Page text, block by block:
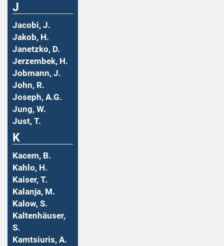
J
Jacobi, J.
Jakob, H.
Janetzko, D.
Jerzembek, H.
Jobmann, J.
John, R.
Joseph, A.G.
Jung, W.
Just, T.
K
Kacem, B.
Kahlo, H.
Kaiser, T.
Kalanja, M.
Kalow, S.
Kaltenhäuser,
S.
Kamtsiuris, A.